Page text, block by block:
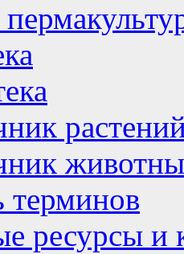
терминов
ресурсы и